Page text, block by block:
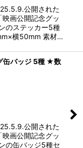
公開された
画公開記念グッ
のステッカー5種
横50mm 素材…
缶バッジ 5種 ★数
公開された
画公開記念グッ
の缶バッジ5種セ